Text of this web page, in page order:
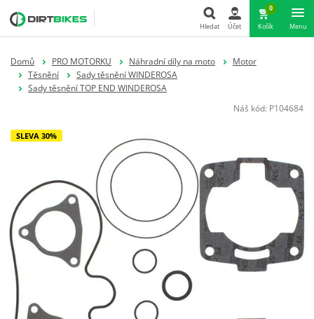
Hledat Účet
0
Košík Menu
Domů PRO MOTORKU Náhradní díly na moto
Motor
Těsnění
Sady těsnění WINDEROSA
Sady těsnění TOP END WINDEROSA
Náš kód: P104684
SLEVA 30%